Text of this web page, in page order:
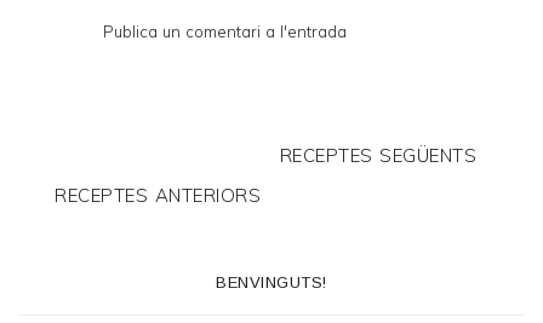
Publica un comentari a l'entrada
RECEPTES SEGÜENTS
RECEPTES ANTERIORS
BENVINGUTS!